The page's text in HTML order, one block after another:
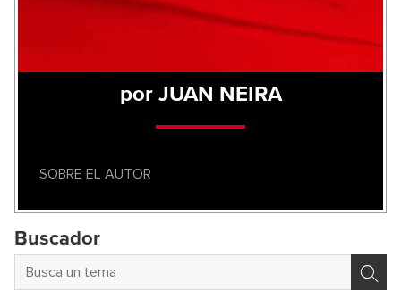
por JUAN NEIRA
SOBRE EL AUTOR
Buscador